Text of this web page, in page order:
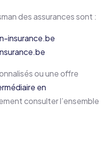
des assurances sont :
insurance.be
ou une offre
en
consulter l’ensemble